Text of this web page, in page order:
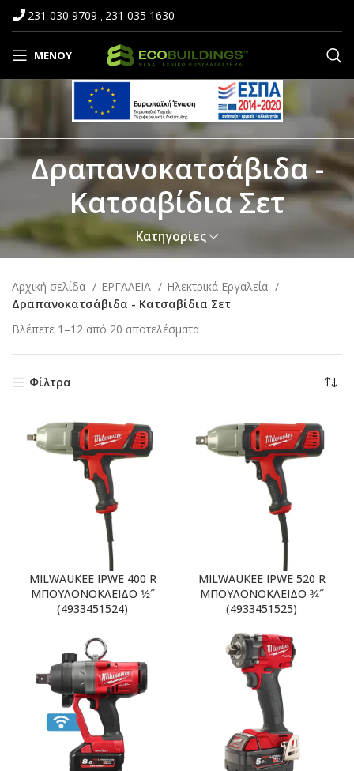
231 030 9709 , 231 035 1630
ΜΕΝΟΎ
Δραπανοκατσάβιδα -
Κατσαβίδια Σετ
Κατηγορίες
Αρχική σελίδα ΕΡΓΑΛΕΙΑ
Ηλεκτρικά Εργαλεία
Δραπανοκατσάβιδα - Κατσαβίδια Σετ
Βλέπετε 1–12 από 20 αποτελέσματα
Φίλτρα
MILWAUKEE IPWE 400 R
ΜΠΟΥΛΟΝΟΚΛΕΙΔΟ 1⁄2˝
(4933451524)
MILWAUKEE IPWE 520 R
ΜΠΟΥΛΟΝΟΚΛΕΙΔΟ 3⁄4˝
(4933451525)